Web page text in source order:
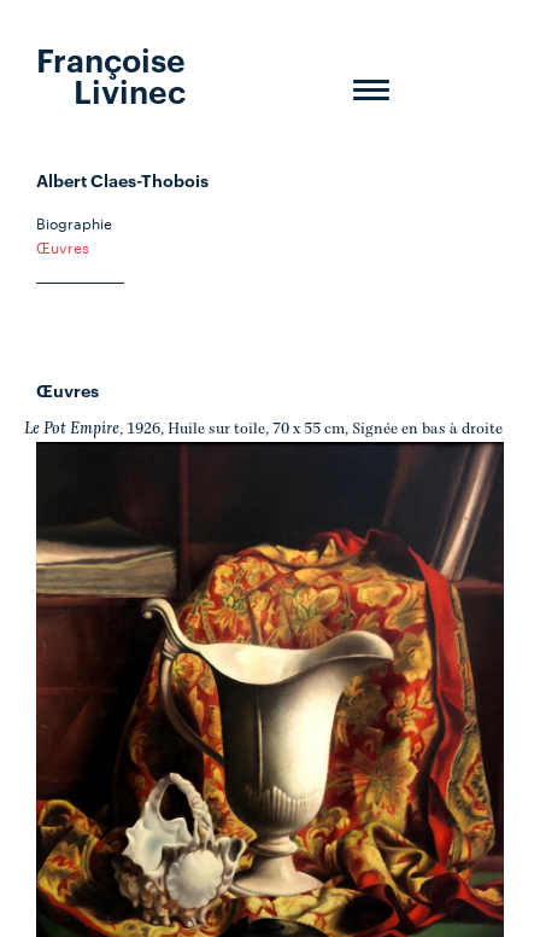
Toggle
Françoise
Livinec
Albert Claes-Thobois
Biographie
Œuvres
Œuvres
Le Pot Empire, 1926, Huile sur toile, 70 x 55 cm, Signée en bas à droite